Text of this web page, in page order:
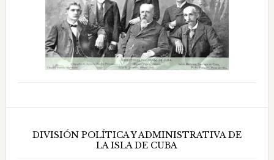
DIVISIÓN POLÍTICA Y ADMINISTRATIVA DE
LA ISLA DE CUBA